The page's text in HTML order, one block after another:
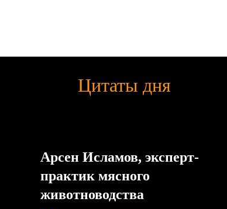
Цитаты дня
Арсен Исламов, эксперт-
практик мясного
животноводства